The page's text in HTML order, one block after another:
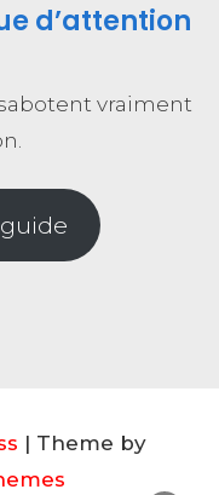
d’attention
vraiment
| Theme by